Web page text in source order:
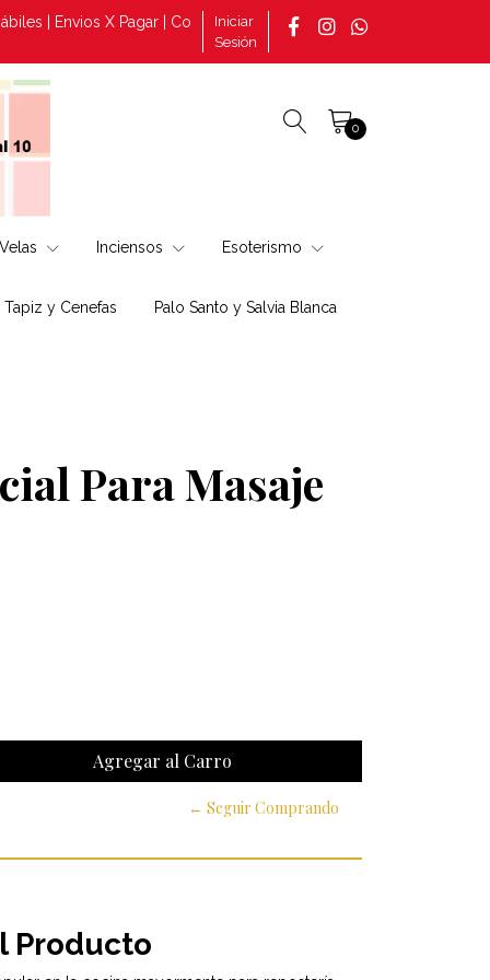
X Pagar | Consultas por pedidos tomado en la página +569
Iniciar
Sesión
0
Velas Inciensos Esoterismo
Tapiz y Cenefas Palo Santo y Salvia Blanca
Para Masaje
← Seguir Comprando
Producto